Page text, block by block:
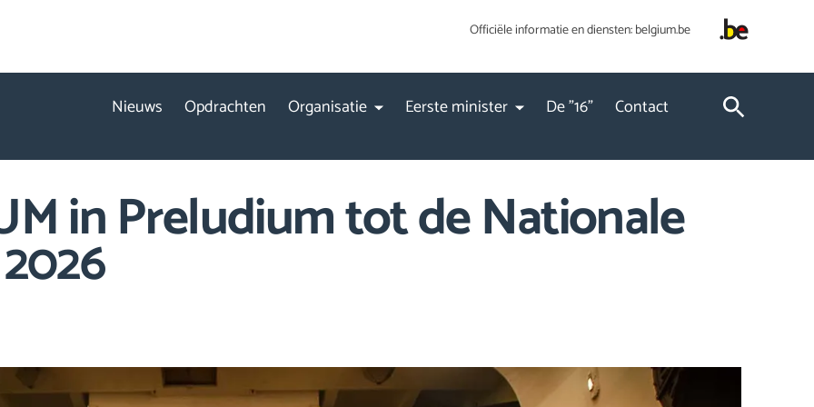
Officiële informatie en diensten:belgium.be
Nieuws Opdrachten Organisatie Eerste minister De "16" Contact
in Preludium tot de Nationale